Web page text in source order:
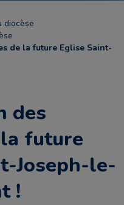
diocèse
de la future Eglise Saint-
des
future
Joseph-le-
!